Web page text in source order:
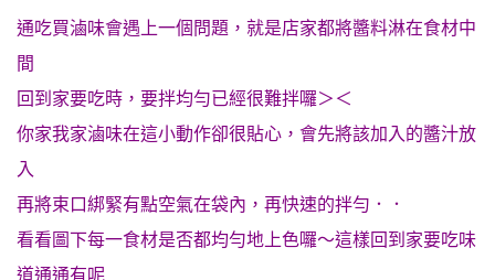
通吃買滷味會遇上一個問題，就是店家都將醬料淋在食材中
間
回到家要吃時，要拌均勻已經很難拌囉＞＜
你家我家滷味在這小動作卻很貼心，會先將該加入的醬汁放
入
再將束口綁緊有點空氣在袋內，再快速的拌勻．．
看看圖下每一食材是否都均勻地上色囉～這樣回到家要吃味
道通通有呢